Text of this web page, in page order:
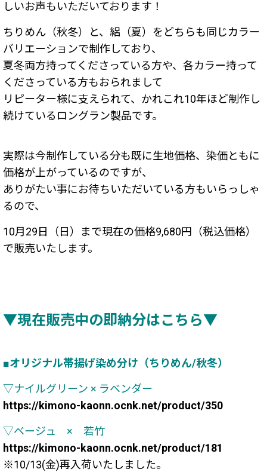
しいお声もいただいております！
ちりめん（秋冬）と、絽（夏）をどちらも同じカラー
バリエーションで制作しており、
夏冬両方持ってくださっている方や、各カラー持って
くださっている方もおられまして
リピーター様に支えられて、かれこれ10年ほど制作し
続けているロングラン製品です。
実際は今制作している分も既に生地価格、染価ともに
価格が上がっているのですが、
ありがたい事にお待ちいただいている方もいらっしゃ
るので、
10月29日（日）まで現在の価格9,680円（税込価格）
で販売いたします。
▼現在販売中の即納分はこちら▼
■オリジナル帯揚げ染め分け（ちりめん/秋冬）
▽ナイルグリーン × ラベンダー
https://kimono-kaonn.ocnk.net/product/350
▽ベージュ × 若竹
https://kimono-kaonn.ocnk.net/product/181
※10/13(金)再入荷いたしました。